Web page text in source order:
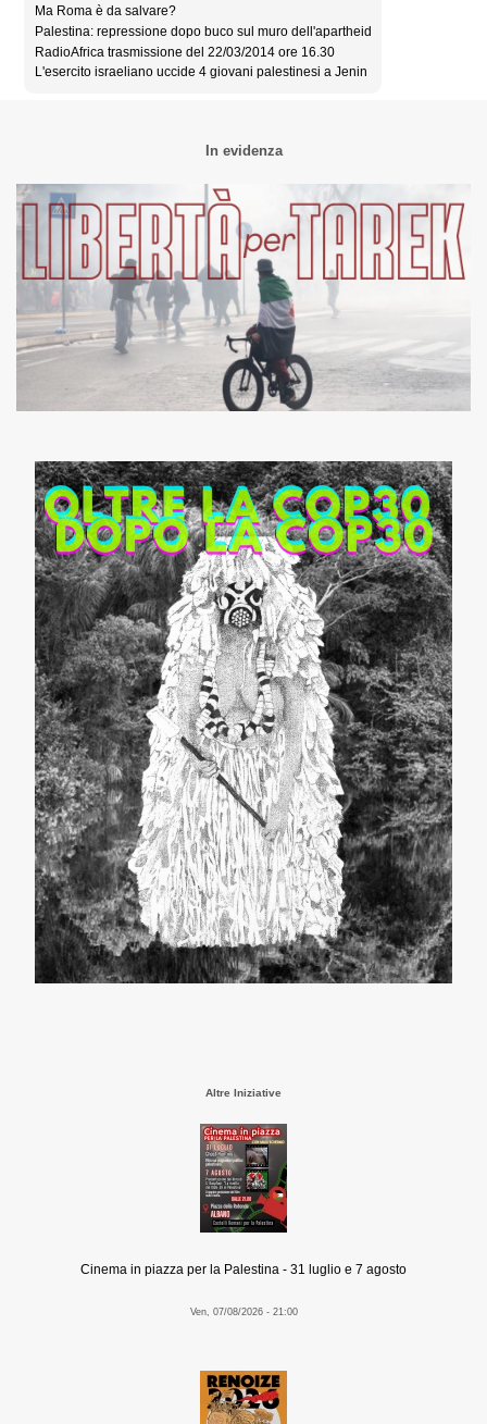
Ma Roma è da salvare?
Palestina: repressione dopo buco sul muro dell'apartheid
RadioAfrica trasmissione del 22/03/2014 ore 16.30
L'esercito israeliano uccide 4 giovani palestinesi a Jenin
In evidenza
Altre Iniziative
Cinema in piazza per la Palestina - 31 luglio e 7 agosto
Ven, 07/08/2026 - 21:00